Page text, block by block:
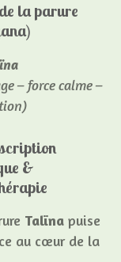
la parure
– force calme –
&
Talïna puise
au cœur de la